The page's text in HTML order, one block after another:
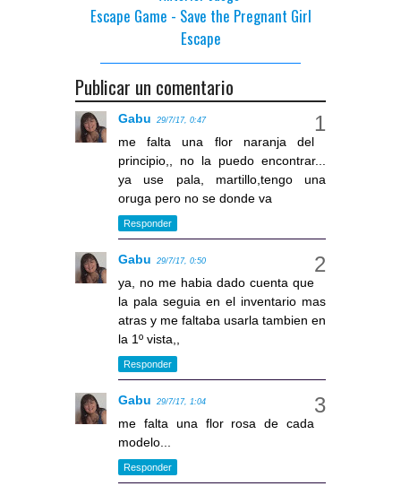
Escape Game - Save the Pregnant Girl
Escape
Publicar un comentario
Gabu 29/7/17, 0:47
me falta una flor naranja del
principio,, no la puedo encontrar...
ya use pala, martillo,tengo una
oruga pero no se donde va
Responder
Gabu 29/7/17, 0:50
ya, no me habia dado cuenta que
la pala seguia en el inventario mas
atras y me faltaba usarla tambien en
la 1º vista,,
Responder
Gabu 29/7/17, 1:04
me falta una flor rosa de cada
modelo...
Responder